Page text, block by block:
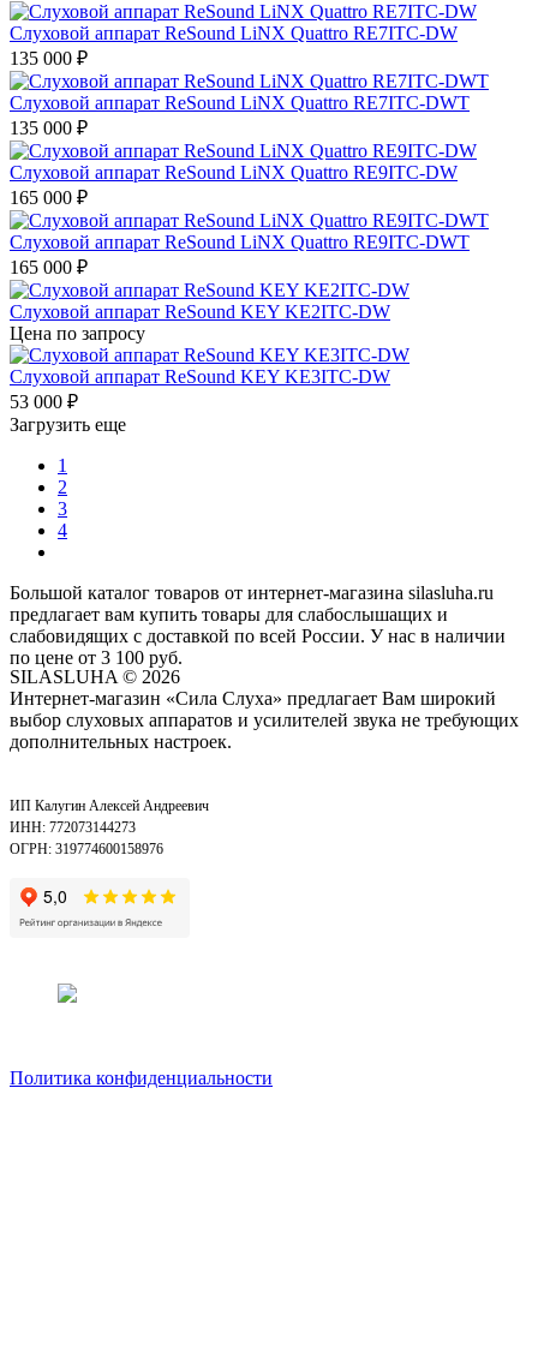
Слуховой аппарат ReSound LiNX Quattro RE7ITC-DW
135 000 ₽
Слуховой аппарат ReSound LiNX Quattro RE7ITC-DWT
135 000 ₽
Слуховой аппарат ReSound LiNX Quattro RE9ITC-DW
165 000 ₽
Слуховой аппарат ReSound LiNX Quattro RE9ITC-DWT
165 000 ₽
Слуховой аппарат ReSound KEY KE2ITC-DW
Цена по запросу
Слуховой аппарат ReSound KEY KE3ITC-DW
53 000 ₽
Загрузить еще
1
2
3
4
Большой каталог товаров от интернет-магазина silasluha.ru
предлагает вам купить товары для слабослышащих и
слабовидящих с доставкой по всей России. У нас в наличии
по цене от 3 100 руб.
SILASLUHA © 2026
Интернет-магазин «Сила Слуха» предлагает Вам широкий
выбор слуховых аппаратов и усилителей звука не требующих
дополнительных настроек.
ИП Калугин Алексей Андреевич
ИНН: 772073144273
ОГРН: 319774600158976
Политика конфиденциальности